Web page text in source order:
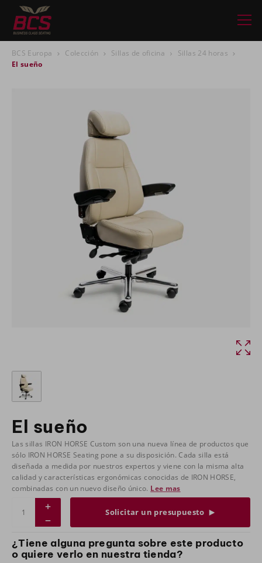
BCS Europa Colección Sillas de oficina
Sillas 24 horas
El sueño
El sueño
Las sillas IRON HORSE Custom son una nueva línea de productos que
sólo IRON HORSE Seating pone a su disposición. Cada silla está
diseñada a medida por nuestros expertos y viene con la misma alta
calidad y características ergonómicas conocidas de IRON HORSE,
combinadas con un nuevo diseño único. Lee mas
Solicitar un presupuesto
¿Tiene alguna pregunta sobre este producto
o quiere verlo en nuestra tienda?